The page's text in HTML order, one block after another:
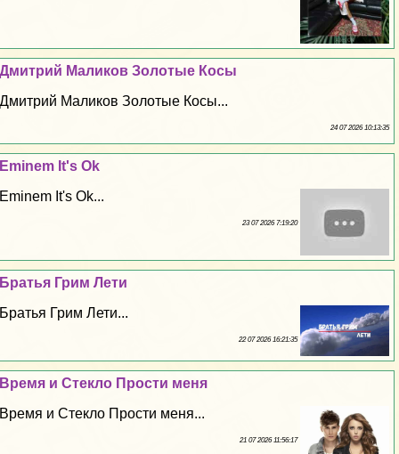
Дмитрий Маликов Золотые Косы
Дмитрий Маликов Золотые Косы...
24 07 2026 10:13:35
Eminem It's Ok
Eminem It's Ok...
23 07 2026 7:19:20
Братья Грим Лети
Братья Грим Лети...
22 07 2026 16:21:35
Время и Стекло Прости меня
Время и Стекло Прости меня...
21 07 2026 11:56:17